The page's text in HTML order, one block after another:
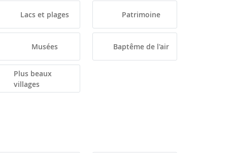
Lacs et plages Patrimoine
Musées Baptême de l'air
Plus beaux
villages